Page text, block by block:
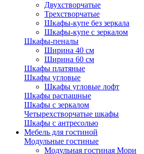
Двухстворчатые
Трехстворчатые
Шкафы-купе без зеркала
Шкафы-купе с зеркалом
Шкафы-пеналы
Ширина 40 см
Ширина 60 см
Шкафы платяные
Шкафы угловые
Шкафы угловые лофт
Шкафы распашные
Шкафы с зеркалом
Четырехстворчатые шкафы
Шкафы с антресолью
Мебель для гостиной
Модульные гостиные
Модульная гостиная Мори